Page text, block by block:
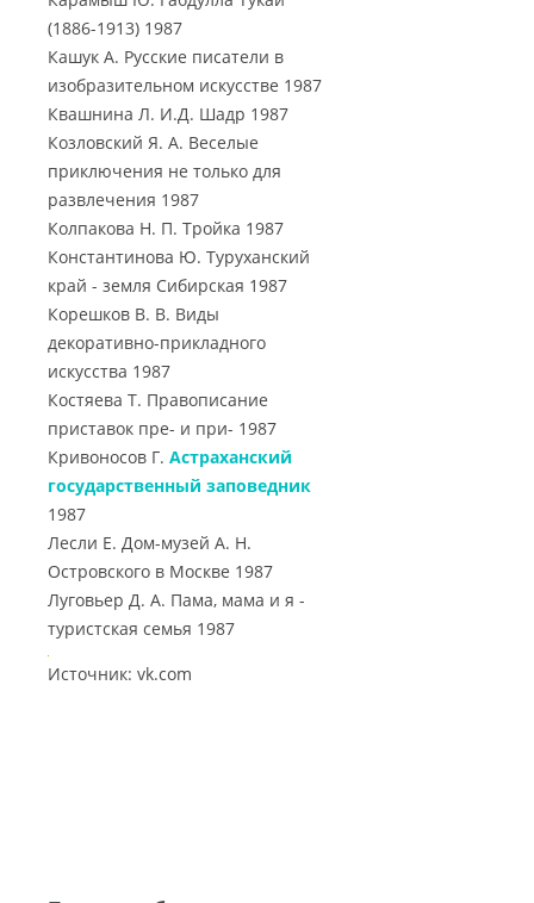
(1886-1913) 1987
Кашук А. Русские писатели в
изобразительном искусстве 1987
Квашнина Л. И.Д. Шадр 1987
Козловский Я. А. Веселые
приключения не только для
развлечения 1987
Колпакова Н. П. Тройка 1987
Константинова Ю. Туруханский
край - земля Сибирская 1987
Корешков В. В. Виды
декоративно-прикладного
искусства 1987
Костяева Т. Правописание
приставок пре- и при- 1987
Кривоносов Г. Астраханский
государственный заповедник
1987
Лесли Е. Дом-музей А. Н.
Островского в Москве 1987
Луговьер Д. А. Пама, мама и я -
туристская семья 1987
Источник: vk.com